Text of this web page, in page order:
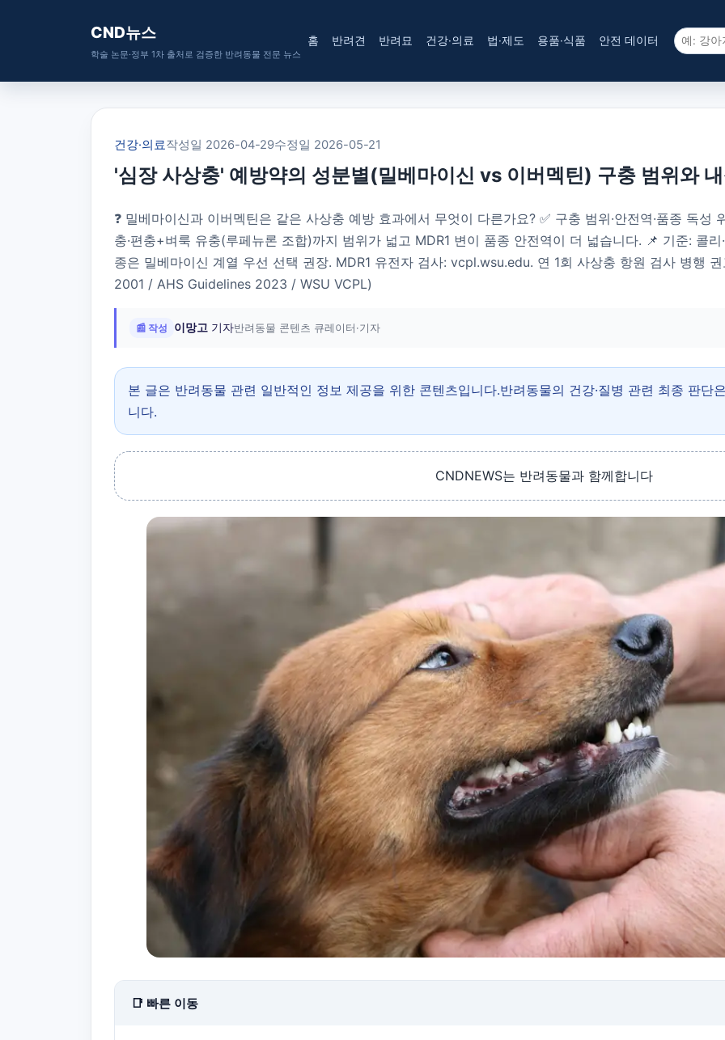
CND뉴스
학술 논문·정부 1차 출처로 검증한 반려동물 전문 뉴스
홈 반려견 반려묘 건강·의료 법·제도 용품·식품 안전 데이터
건강·의료작성일 2026-04-29수정일 2026-05-21
'심장 사상충' 예방약의 성분별(밀베마이신 vs 이버멕틴) 구충 범위와
❓ 밀베마이신과 이버멕틴은 같은 사상충 예방 효과에서 무엇이 다른가요? ✅ 구충 범위·안전역·품종 독성
충·편충+벼룩 유충(루페뉴론 조합)까지 범위가 넓고 MDR1 변이 품종 안전역이 더 넓습니다. 📌 기준: 콜
종은 밀베마이신 계열 우선 선택 권장. MDR1 유전자 검사: vcpl.wsu.edu. 연 1회 사상충 항원 검사 병행
2001 / AHS Guidelines 2023 / WSU VCPL)
📰 작성 이망고 기자반려동물 콘텐츠 큐레이터·기자
본 글은 반려동물 관련 일반적인 정보 제공을 위한 콘텐츠입니다.반려동물의 건강·질병 관련 최종 판단
니다.
CNDNEWS는 반려동물과 함께합니다
📑 빠른 이동